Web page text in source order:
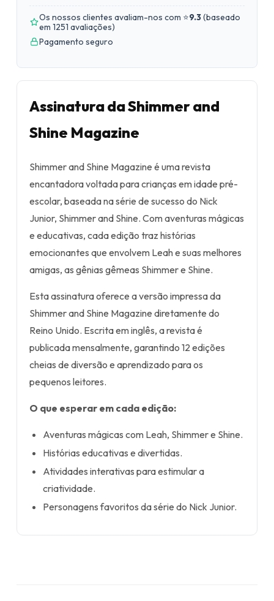
Os nossos clientes avaliam-nos com ⭐9.3(baseado
em 1251 avaliações)
Pagamento seguro
Assinatura da Shimmer and
Shine Magazine
Shimmer and Shine Magazine é uma revista
encantadora voltada para crianças em idade pré-
escolar, baseada na série de sucesso do Nick
Junior, Shimmer and Shine. Com aventuras mágicas
e educativas, cada edição traz histórias
emocionantes que envolvem Leah e suas melhores
amigas, as gênias gêmeas Shimmer e Shine.
Esta assinatura oferece a versão impressa da
Shimmer and Shine Magazine diretamente do
Reino Unido. Escrita em inglês, a revista é
publicada mensalmente, garantindo 12 edições
cheias de diversão e aprendizado para os
pequenos leitores.
O que esperar em cada edição:
Aventuras mágicas com Leah, Shimmer e Shine.
Histórias educativas e divertidas.
Atividades interativas para estimular a
criatividade.
Personagens favoritos da série do Nick Junior.